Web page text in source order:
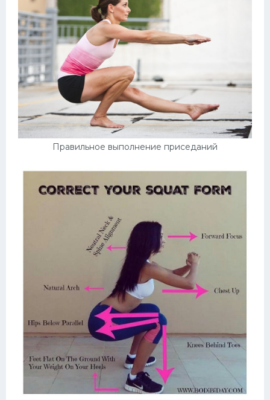
Правильное выполнение приседаний